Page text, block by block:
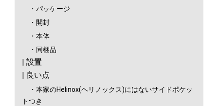
・パッケージ
・開封
・本体
・同梱品
| 設置
| 良い点
・本家のHelinox(ヘリノックス)にはないサイドポケッ
トつき